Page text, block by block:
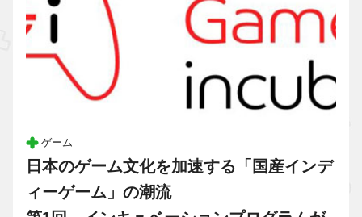
ゲーム
日本のゲーム文化を加速する「国産インデ
ィーゲーム」の潮流